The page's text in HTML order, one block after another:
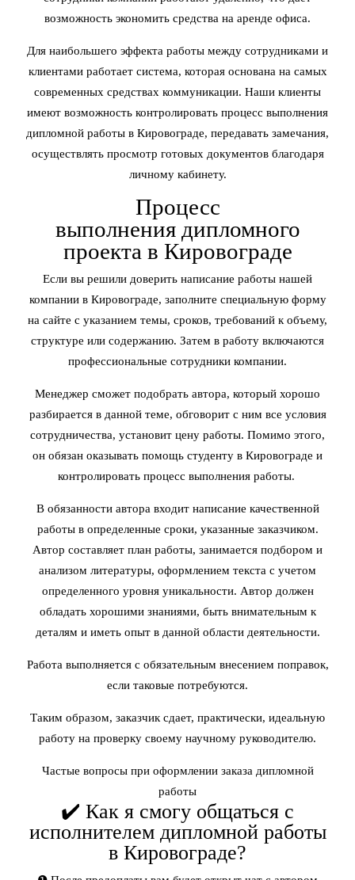
возможность экономить средства на аренде офиса.
Для наибольшего эффекта работы между сотрудниками и
клиентами работает система, которая основана на самых
современных средствах коммуникации. Наши клиенты
имеют возможность контролировать процесс выполнения
дипломной работы в Кировограде, передавать замечания,
осуществлять просмотр готовых документов благодаря
личному кабинету.
Процесс
выполнения дипломного
проекта в Кировограде
Если вы решили доверить написание работы нашей
компании в Кировограде, заполните специальную форму
на сайте с указанием темы, сроков, требований к объему,
структуре или содержанию. Затем в работу включаются
профессиональные сотрудники компании.
Менеджер сможет подобрать автора, который хорошо
разбирается в данной теме, обговорит с ним все условия
сотрудничества, установит цену работы. Помимо этого,
он обязан оказывать помощь студенту в Кировограде и
контролировать процесс выполнения работы.
В обязанности автора входит написание качественной
работы в определенные сроки, указанные заказчиком.
Автор составляет план работы, занимается подбором и
анализом литературы, оформлением текста с учетом
определенного уровня уникальности. Автор должен
обладать хорошими знаниями, быть внимательным к
деталям и иметь опыт в данной области деятельности.
Работа выполняется с обязательным внесением поправок,
если таковые потребуются.
Таким образом, заказчик сдает, практически, идеальную
работу на проверку своему научному руководителю.
Частые вопросы при оформлении заказа дипломной
работы
✔️ Как я смогу общаться с
исполнителем дипломной работы
в Кировограде?